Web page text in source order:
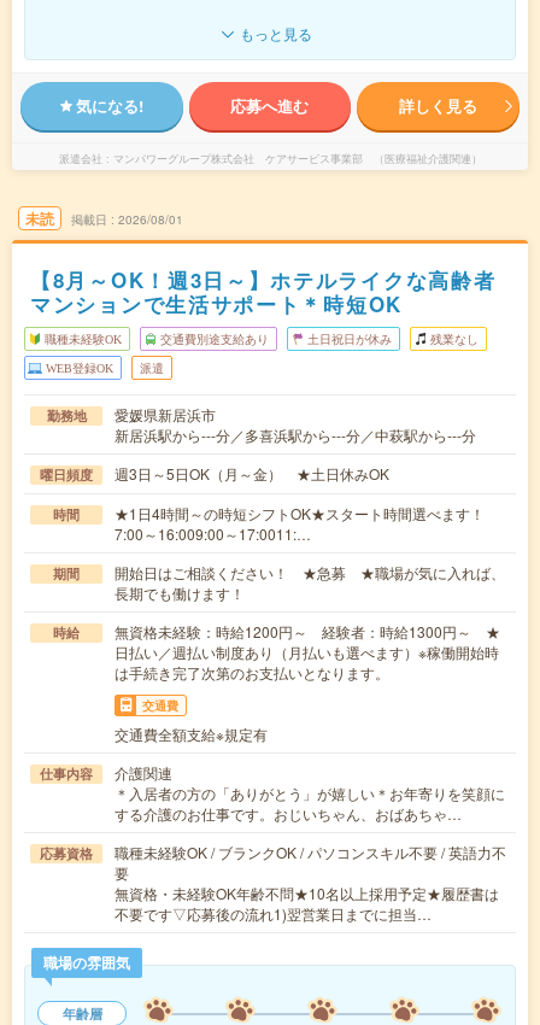
もっと見る
気になる! 応募へ進む 詳しく見る
派遣会社 マンパワーグループ株式会社 ケアサービス事業部 （医療福祉介護関連）
未読 掲載日 2026/08/01
【8月～OK！週3日～】ホテルライクな高齢者
マンションで生活サポート＊時短OK
職種未経験OK 交通費別途支給あり 土日祝日が休み 残業なし
WEB登録OK 派遣
勤務地
愛媛県新居浜市
新居浜駅から---分／多喜浜駅から---分／中萩駅から---分
曜日頻度 週3日～5日OK（月～金） ★土日休みOK
時間
★1日4時間～の時短シフトOK★スタート時間選べます！
7:00～16:009:00～17:0011:…
期間
開始日はご相談ください！ ★急募 ★職場が気に入れば、
長期でも働けます！
時給
無資格未経験：時給1200円～ 経験者：時給1300円～ ★
日払い／週払い制度あり（月払いも選べます）※稼働開始時
は手続き完了次第のお支払いとなります。
交通費
交通費全額支給※規定有
仕事内容
介護関連
＊入居者の方の「ありがとう」が嬉しい＊お年寄りを笑顔に
する介護のお仕事です。おじいちゃん、おばあちゃ…
応募資格
職種未経験OK / ブランクOK / パソコンスキル不要 / 英語力不
要
無資格・未経験OK年齢不問★10名以上採用予定★履歴書は
不要です▽応募後の流れ1)翌営業日までに担当…
職場の雰囲気
年齢層